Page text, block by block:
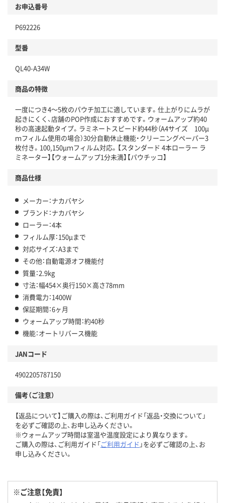
お申込番号
P692226
型番
QL40-A34W
商品の特徴
一度につき4～5枚のパウチ加工に適しています。仕上がりにムラが
起きにくく、店舗のPOP作成におすすめです。ウォームアップ約40
秒の高速起動タイプ。ラミネートスピード約44秒（A4サイズ 100μ
ｍフィルム使用の場合）30分自動休止機能・クリーニングペーパー3
枚付き。100,150μｍフィルム対応。【スタンダード 4本ローラー ラ
ミネーター】【ウォームアップ1分未満】【パウチッコ】
商品仕様
メーカー：ナカバヤシ
ブランド：ナカバヤシ
ローラー：4本
フィルム厚：150μまで
対応サイズ：A3まで
その他：自動電源オフ機能付
質量：2.9kg
寸法：幅454×奥行150×高さ78mm
消費電力：1400W
保証期間：6ヶ月
ウォームアップ時間：約40秒
機能：オートリバース機能
JANコード
4902205787150
備考（ご注意）
【返品について】ご購入の際は、ご利用ガイド「返品・交換について」
を必ずご確認の上、お申し込みください。
※ウォームアップ時間は室温や温度設定により異なります。
ご購入の際は、ご利用ガイド「ご利用ガイド 」を必ずご確認の上、お
申し込みください。
※ご注意【免責】